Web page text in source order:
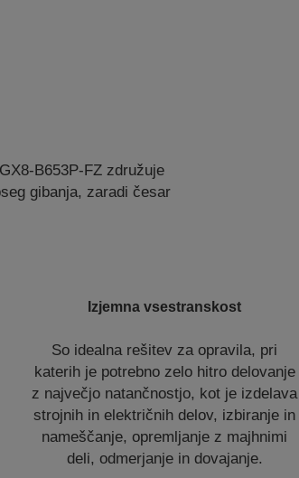
B653P-FZ združuje
gibanja, zaradi česar
Izjemna vsestranskost
So idealna rešitev za opravila, pri
katerih je potrebno zelo hitro delovanje
z največjo natančnostjo, kot je izdelava
strojnih in električnih delov, izbiranje in
nameščanje, opremljanje z majhnimi
deli, odmerjanje in dovajanje.